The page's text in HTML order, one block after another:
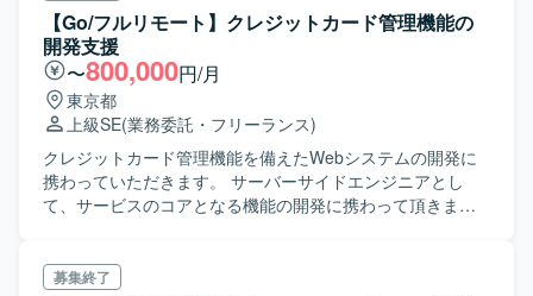
【Go/フルリモート】クレジットカード管理機能の
開発支援
〜800,000円/月
東京都
上級SE(業務委託・フリーランス)
クレジットカード管理機能を備えたWebシステムの開発に
携わっていただきます。 サーバーサイドエンジニアとし
て、サービスのコアとなる機能の開発に携わって頂きま
募集終了